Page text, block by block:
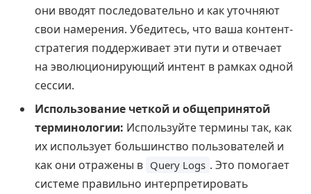
они вводят последовательно и как уточняют
свои намерения. Убедитесь, что ваша контент-
стратегия поддерживает эти пути и отвечает
на эволюционирующий интент в рамках одной
сессии.
Использование четкой и общепринятой
терминологии: Используйте термины так, как
их использует большинство пользователей и
как они отражены в Query Logs . Это помогает
системе правильно интерпретировать